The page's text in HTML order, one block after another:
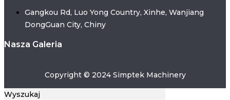
Gangkou Rd, Luo Yong Country, Xinhe, Wanjiang
DongGuan City, Chiny
Nasza Galeria
Copyright © 2024 Simptek Machinery
Wyszukaj